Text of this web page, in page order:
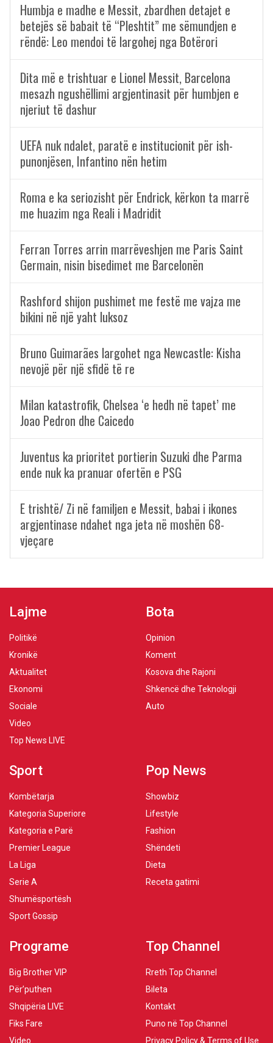
Humbja e madhe e Messit, zbardhen detajet e
betejës së babait të “Pleshtit” me sëmundjen e
rëndë: Leo mendoi të largohej nga Botërori
Dita më e trishtuar e Lionel Messit, Barcelona
mesazh ngushëllimi argjentinasit për humbjen e
njeriut të dashur
UEFA nuk ndalet, paratë e institucionit për ish-
punonjësen, Infantino nën hetim
Roma e ka seriozisht për Endrick, kërkon ta marrë
me huazim nga Reali i Madridit
Ferran Torres arrin marrëveshjen me Paris Saint
Germain, nisin bisedimet me Barcelonën
Rashford shijon pushimet me festë me vajza me
bikini në një yaht luksoz
Bruno Guimarães largohet nga Newcastle: Kisha
nevojë për një sfidë të re
Milan katastrofik, Chelsea ‘e hedh në tapet’ me
Joao Pedron dhe Caicedo
Juventus ka prioritet portierin Suzuki dhe Parma
ende nuk ka pranuar ofertën e PSG
E trishtë/ Zi në familjen e Messit, babai i ikones
argjentinase ndahet nga jeta në moshën 68-
vjeçare
Lajme
Politikë
Kronikë
Aktualitet
Ekonomi
Sociale
Video
Top News LIVE
Bota
Opinion
Koment
Kosova dhe Rajoni
Shkencë dhe Teknologji
Auto
Sport
Kombëtarja
Kategoria Superiore
Kategoria e Parë
Premier League
La Liga
Serie A
Shumësportësh
Sport Gossip
Pop News
Showbiz
Lifestyle
Fashion
Shëndeti
Dieta
Receta gatimi
Programe
Big Brother VIP
Për’puthen
Shqipëria LIVE
Fiks Fare
Video
Top Channel
Rreth Top Channel
Bileta
Kontakt
Puno në Top Channel
Privacy Policy & Terms of Use